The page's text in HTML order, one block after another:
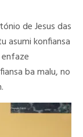
de Jesus das
asumi konfiansa
ba malu, no